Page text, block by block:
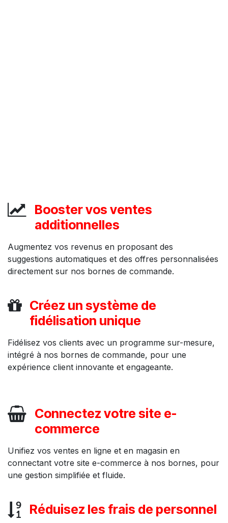
Booster vos ventes
additionnelles
Augmentez vos revenus en proposant des
suggestions automatiques et des offres personnalisées
directement sur nos bornes de commande.
Créez un système de
fidélisation unique
Fidélisez vos clients avec un programme sur-mesure,
intégré à nos bornes de commande, pour une
expérience client innovante et engageante.
Connectez votre site e-
commerce
Unifiez vos ventes en ligne et en magasin en
connectant votre site e-commerce à nos bornes, pour
une gestion simplifiée et fluide.
Réduisez les frais de personnel